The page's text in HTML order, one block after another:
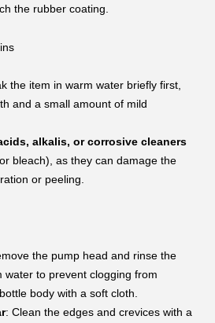
the rubber coating.
the item in warm water briefly first,
and a small amount of mild
alkalis, or corrosive cleaners
bleach), as they can damage the
or peeling.
the pump head and rinse the
water to prevent clogging from
body with a soft cloth.
: Clean the edges and crevices with a